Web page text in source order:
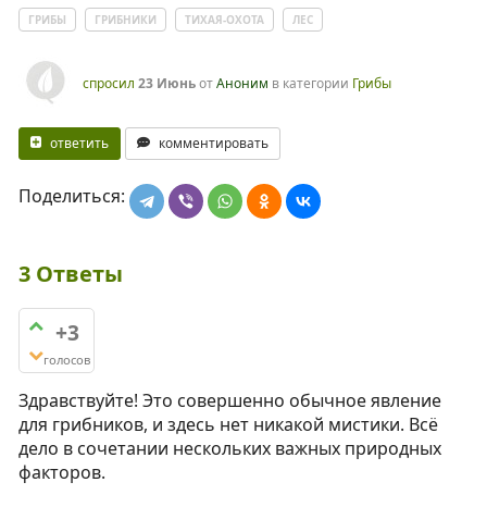
ГРИБЫ ГРИБНИКИ ТИХАЯ-ОХОТА ЛЕС
спросил 23 ИюньотАноним в категории Грибы
ответить комментировать
Поделиться:
3 Ответы
+3
голосов
Здравствуйте! Это совершенно обычное явление
для грибников, и здесь нет никакой мистики. Всё
дело в сочетании нескольких важных природных
факторов.